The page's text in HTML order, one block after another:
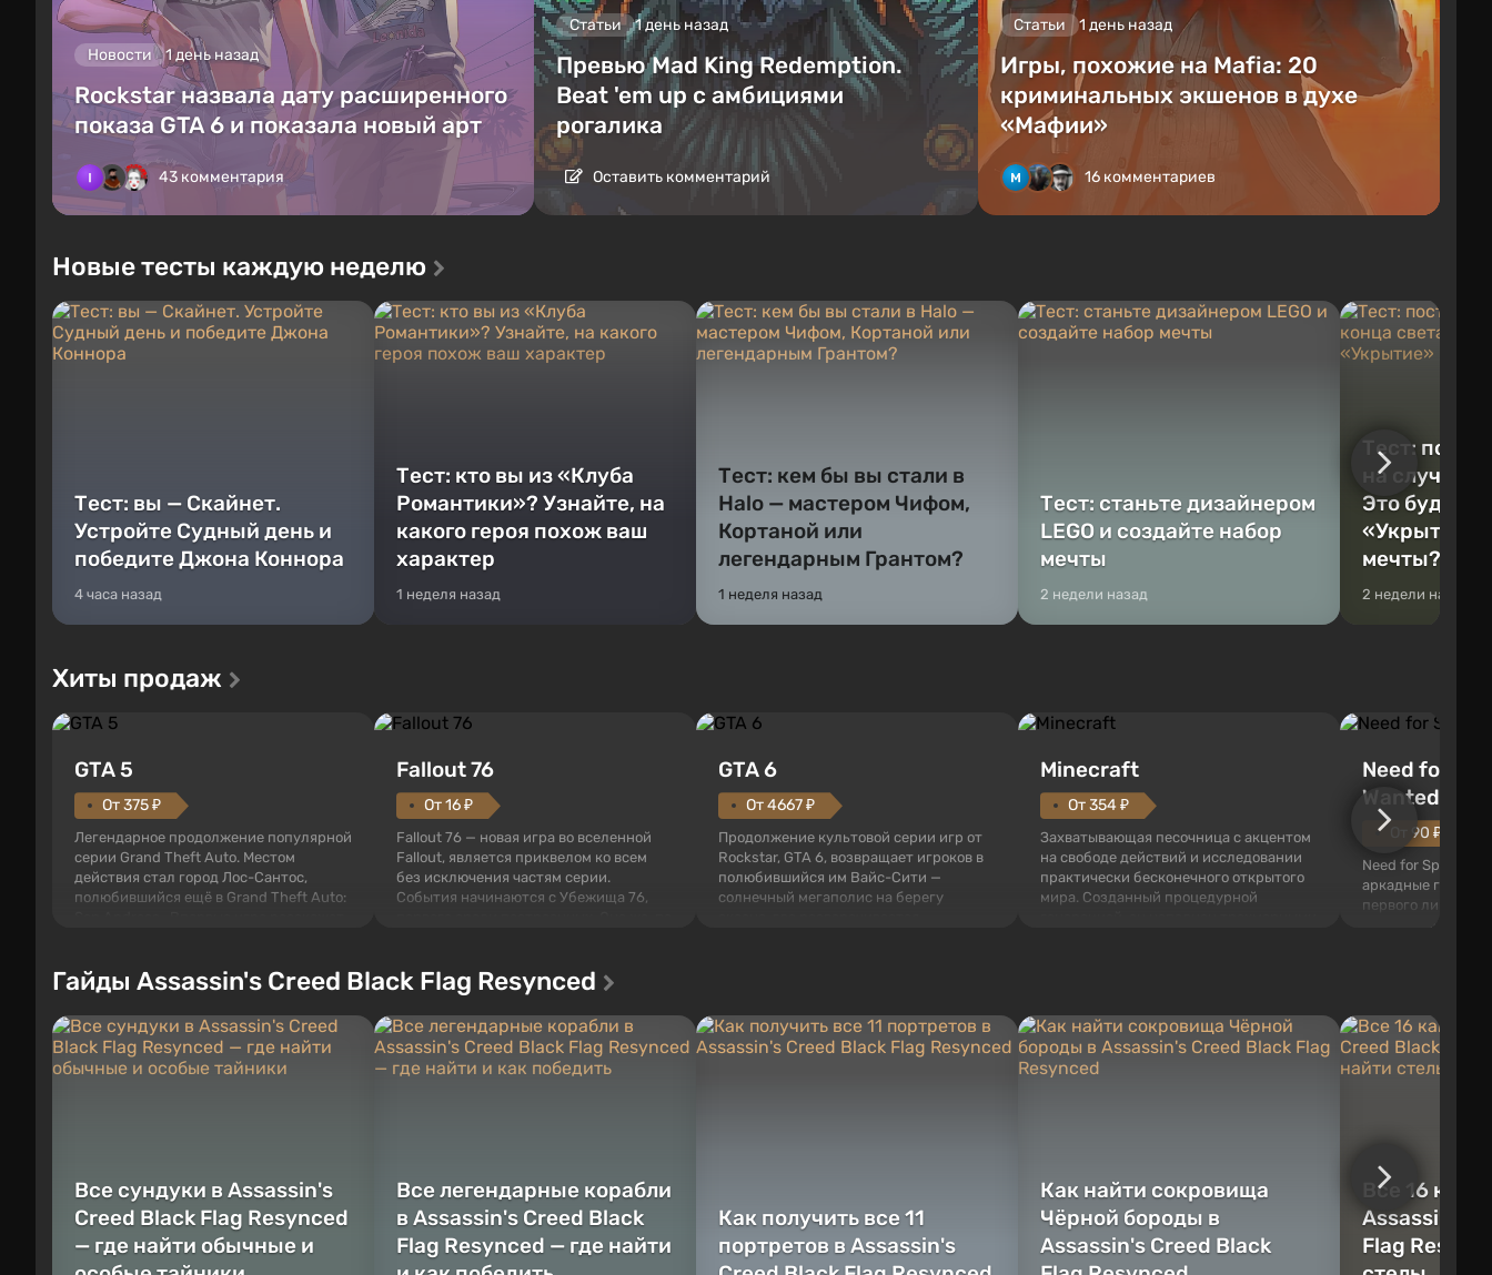
Новости 1 день назад
Rockstar назвала дату расширенного
показа GTA 6 и показала новый арт
43 комментария
Статьи 1 день назад
Превью Mad King Redemption.
Beat 'em up с амбициями
рогалика
Оставить комментарий
Статьи 1 день назад
Игры, похожие на Mafia: 20
криминальных экшенов в духе
«Мафии»
16 комментариев
Новые тесты каждую неделю
Тест: вы — Скайнет.
Устройте Судный день и
победите Джона Коннора
4 часа назад
Тест: кто вы из «Клуба
Романтики»? Узнайте, на
какого героя похож ваш
характер
1 неделя назад
Тест: кем бы вы стали в
Halo — мастером Чифом,
Кортаной или
легендарным Грантом?
1 неделя назад
Тест: станьте дизайнером
LEGO и создайте набор
мечты
2 недели назад
Тест:
на случай
Это будет
«Укрытие»
мечты?
2 недели назад
Хиты продаж
GTA 5
От 375 ₽
Легендарное продолжение популярной
серии Grand Theft Auto. Местом
действия стал город Лос-Сантос,
полюбившийся ещё в Grand Theft Auto:
которыми вы сможете переключаться в
любое время. Жанр и...
Fallout 76
От 16 ₽
Fallout 76 — новая игра во вселенной
Fallout, является приквелом ко всем
без исключения частям серии.
События начинаются с Убежища 76,
как на Америку упадут ядерные бомбы.
Место действия Fallout...
GTA 6
От 4667 ₽
Продолжение культовой серии игр от
Rockstar, GTA 6, возвращает игроков в
полюбившийся им Вайс-Сити —
солнечный мегаполис на берегу
неприятности. И...
Minecraft
От 354 ₽
Захватывающая песочница с акцентом
на свободе действий и исследовании
практически бесконечного открытого
мира. Созданный процедурной
Игроку дана по...
Need for
Wanted
От 90 ₽
Need for Speed:
аркадные гонки с
первого лица. В
нарушите
Гайды Assassin's Creed Black Flag Resynced
Все сундуки в Assassin's
Creed Black Flag Resynced
— где найти обычные и
Все легендарные корабли
в Assassin's Creed Black
Flag Resynced — где найти
Как получить все 11
портретов в Assassin's
Как найти сокровища
Чёрной бороды в
Assassin's Creed Black
Все 16
Assassin's
Flag